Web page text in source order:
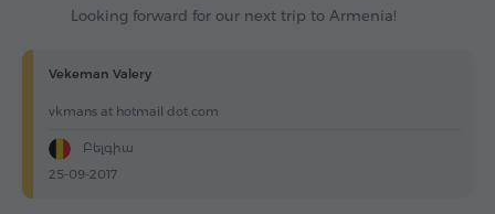
Looking forward for our next trip to Armenia!
Vekeman Valery
vkmans at hotmail dot com
Բելգիա
25-09-2017